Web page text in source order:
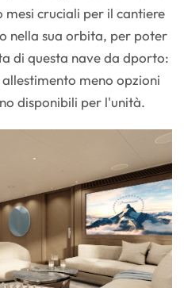
mesi cruciali per il cantiere
nella sua orbita, per poter
di questa nave da dporto:
meno opzioni
disponibili per l'unità.